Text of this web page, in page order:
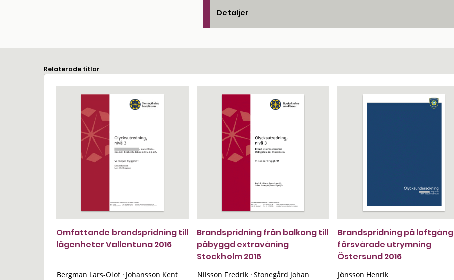
Detaljer
Relaterade titlar
Omfattande brandspridning till
lägenheter Vallentuna 2016
Bergman Lars-Olof · Johansson Kent
Brandspridning från balkong till
påbyggd extravåning
Stockholm 2016
Nilsson Fredrik · Stonegård Johan
Brandspridning på loftgång
försvårade utrymning
Östersund 2016
Jönsson Henrik